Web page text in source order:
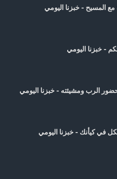
مع المسيح - خبزنا اليومي
- خبزنا اليومي
الرب ومشيئته - خبزنا اليومي
في كيأنك - خبزنا اليومي